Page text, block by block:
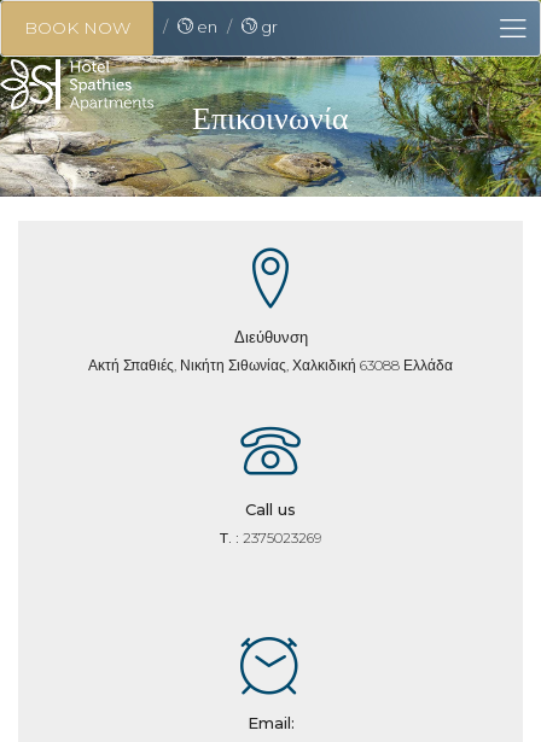
BOOK NOW en gr
Επικοινωνία
Διεύθυνση
Ακτή Σπαθιές, Νικήτη Σιθωνίας, Χαλκιδική 63088 Ελλάδα
Call us
T. : 2375023269
Email: